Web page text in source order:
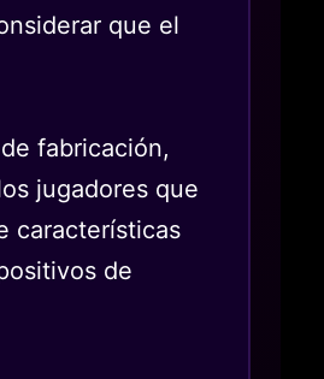
que el
fabricación,
jugadores que
características
de